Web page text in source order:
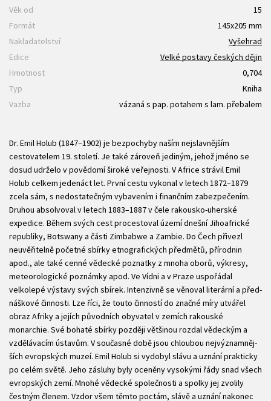
Věk od
15
Formát
145x205 mm
Nakladatelství
Vyšehrad
Edice
Velké postavy českých dějin
Hmotnost
0,704
Typ
Kniha
Vazba
vázaná s pap. potahem s lam. přebalem
Dr. Emil Holub (1847–1902) je bezpochyby naším nejslavnějším
cestovatelem 19. století. Je také zároveň jediným, jehož jméno se
dosud udrželo v povědomí široké veřejnosti. V Africe strávil Emil
Holub celkem jedenáct let. První cestu vykonal v letech 1872–1879
zcela sám, s nedostatečným vybavením i finančním zabezpečením.
Druhou absolvoval v letech 1883–1887 v čele rakousko-uherské
expedice. Během svých cest procestoval úze­mí dnešní Jihoafrické
republiky, Botswany a části Zimbabwe a Zambie. Do Čech přivezl
neuvěřitelně početné sbírky etnografických předmětů, přírodnin
apod., ale také cenné vědecké poznatky z mnoha oborů, výkresy,
meteorologické poznámky apod. Ve Vídni a v Praze uspořádal
velkolepé výstavy svých sbírek. Intenzivně se věnoval literární a před­
náškové činnosti. Lze říci, že touto činností do značné míry utvářel
obraz Afriky a jejích původních obyvatel v zemích rakouské
monarchie. Své bohaté sbírky později většinou rozdal vědeckým a
vzdělávacím ústavům. V současné době jsou chloubou nejvýznamněj­
ších evropských muzeí. Emil Holub si vydobyl slávu a uznání prakticky
po celém světě. Jeho zásluhy byly oceněny vysokými řády snad všech
evropských zemí. Mnohé vědecké společnosti a spolky jej zvolily
čestným členem. Vzdor všem těmto poctám, slávě a uznání nakonec